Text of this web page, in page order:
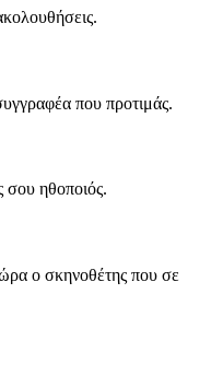
που προτιμάς.
σου ηθοποιός.
ο σκηνοθέτης που σε